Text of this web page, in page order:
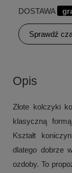
DOSTAWA
Sprawdź
Opis
Złote kolczyki
klasyczną
Kształt
dlatego dobrze
ozdoby. To